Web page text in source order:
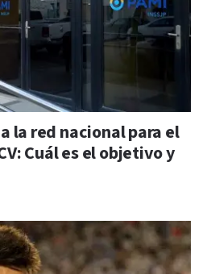
la red nacional para el
Cuál es el objetivo y